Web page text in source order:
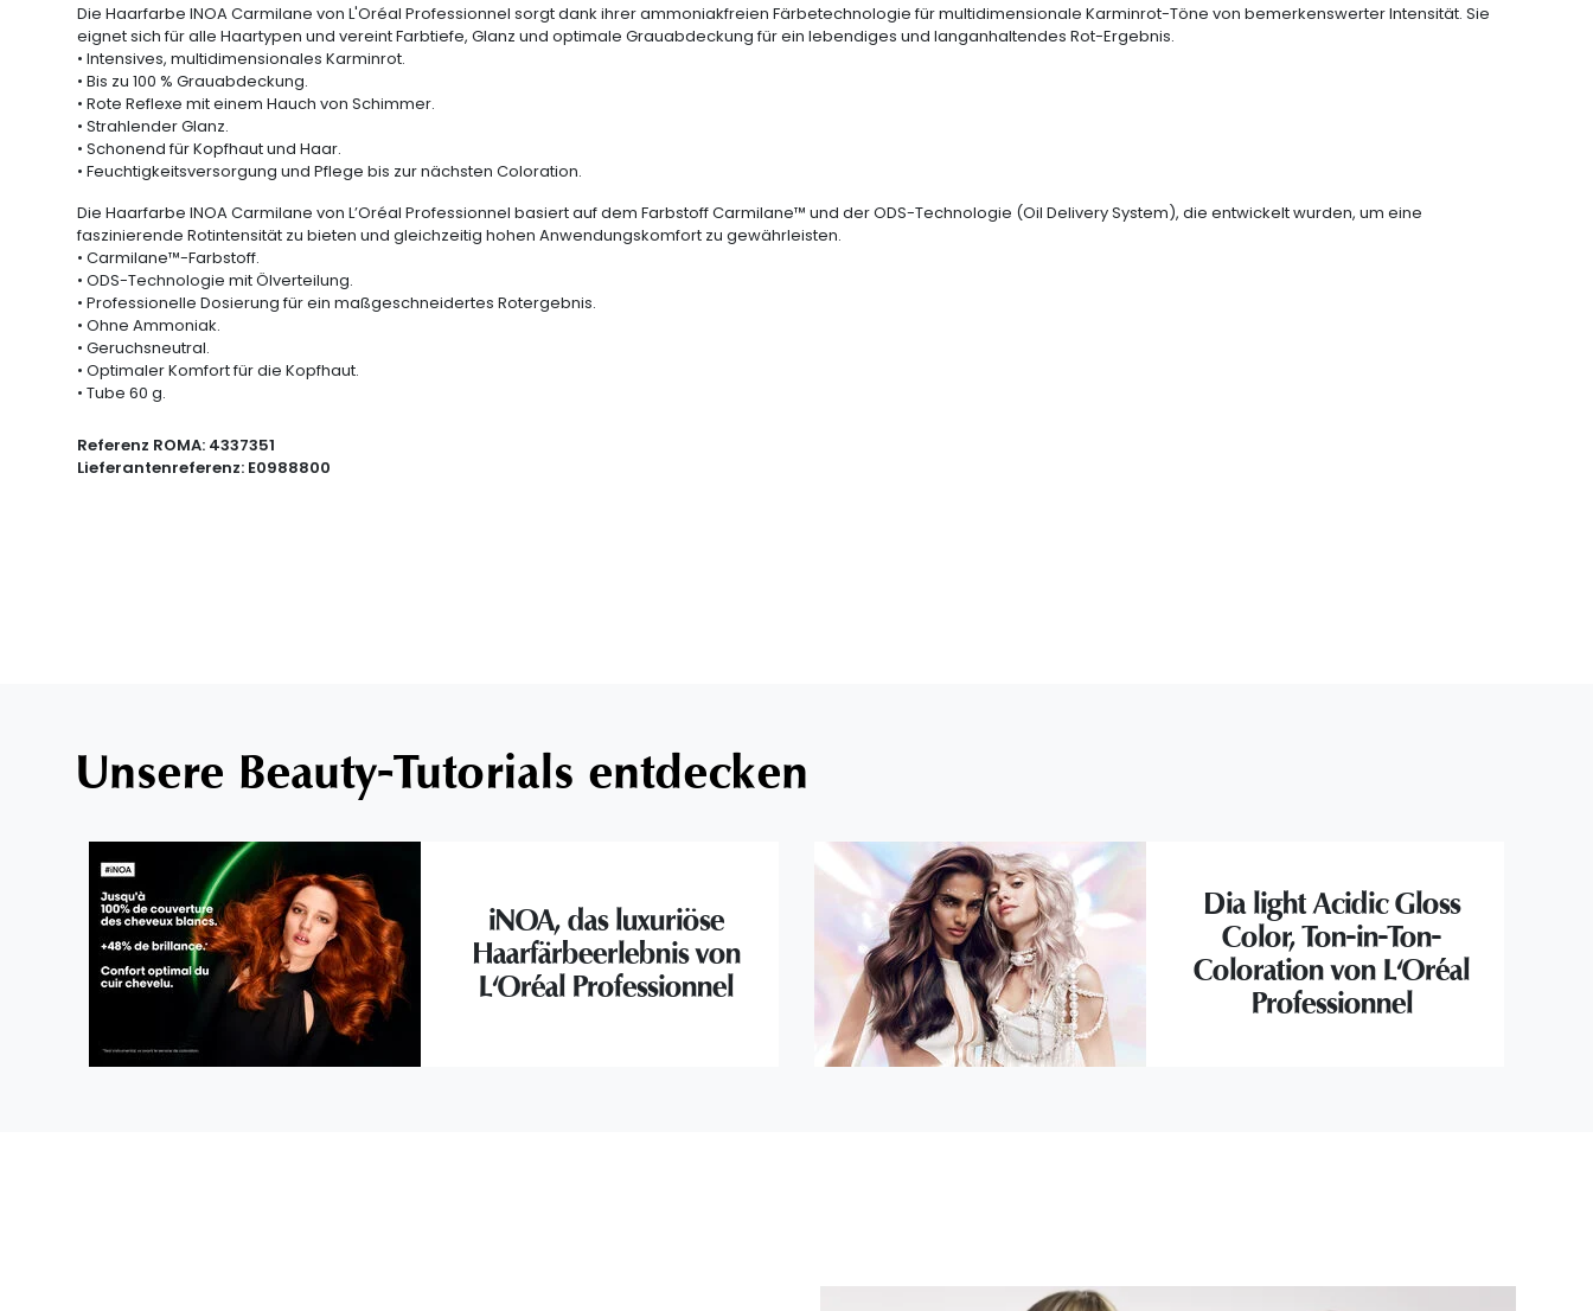
Die Haarfarbe INOA Carmilane von L'Oréal Professionnel sorgt dank ihrer ammoniakfreien Färbetechnologie für multidimensionale Karminrot-Töne von bemerkenswerter Intensität. Sie
eignet sich für alle Haartypen und vereint Farbtiefe, Glanz und optimale Grauabdeckung für ein lebendiges und langanhaltendes Rot-Ergebnis.
• Intensives, multidimensionales Karminrot.
• Bis zu 100 % Grauabdeckung.
• Rote Reflexe mit einem Hauch von Schimmer.
• Strahlender Glanz.
• Schonend für Kopfhaut und Haar.
• Feuchtigkeitsversorgung und Pflege bis zur nächsten Coloration.
Die Haarfarbe INOA Carmilane von L’Oréal Professionnel basiert auf dem Farbstoff Carmilane™ und der ODS-Technologie (Oil Delivery System), die entwickelt wurden, um eine
faszinierende Rotintensität zu bieten und gleichzeitig hohen Anwendungskomfort zu gewährleisten.
• Carmilane™-Farbstoff.
• ODS-Technologie mit Ölverteilung.
• Professionelle Dosierung für ein maßgeschneidertes Rotergebnis.
• Ohne Ammoniak.
• Geruchsneutral.
• Optimaler Komfort für die Kopfhaut.
• Tube 60 g.
Referenz ROMA: 4337351
Lieferantenreferenz: E0988800
Unsere Beauty-Tutorials entdecken
iNOA, das luxuriöse
Haarfärbeerlebnis von
L'Oréal Professionnel
Dia light Acidic Gloss
Color, Ton-in-Ton-
Coloration von L'Oréal
Professionnel